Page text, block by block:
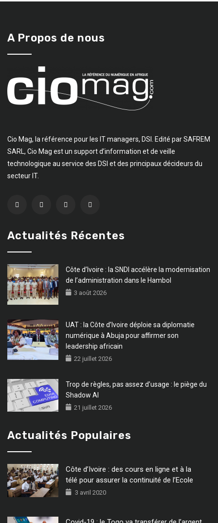
A Propos de nous
Cio Mag, la référence pour les IT managers, DSI. Edité par SAFREM
SARL, Cio Mag est un support d’information et de veille
technologique au service des DSI et des principaux décideurs du
secteur IT.
Actualités Récentes
Côte d’Ivoire : la SNDI accélère la modernisation
de l’administration dans le Hambol
3 août 2026
UAT : la Côte d’Ivoire déploie sa diplomatie
numérique à Abuja pour affirmer son
leadership africain
22 juillet 2026
Trop de règles, pas assez d’usage : le piège du
Shadow AI
21 juillet 2026
Actualités Populaires
Côte d’Ivoire : des cours en ligne et à la
télé pour assurer la continuité de l’Ecole
3 avril 2020